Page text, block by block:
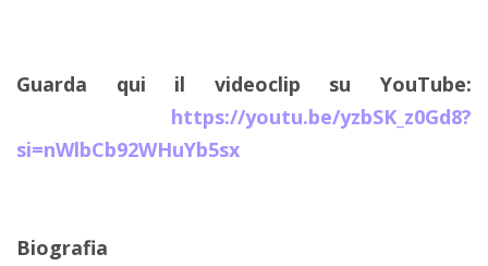
Guarda qui il videoclip su YouTube:
https://youtu.be/yzbSK_z0Gd8?
si=nWlbCb92WHuYb5sx
Biografia